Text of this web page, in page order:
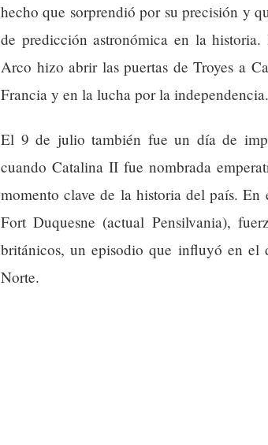
hecho que sorprendió por su precisión y
de predicción astronómica en la
Arco hizo abrir las puertas de Troyes a
Francia y en la lucha por la independencia.
El 9 de julio también fue un día de
cuando Catalina II fue nombrada
momento clave de la historia del país.
Fort Duquesne (actual Pensilvania),
británicos, un episodio que influyó en
Norte.